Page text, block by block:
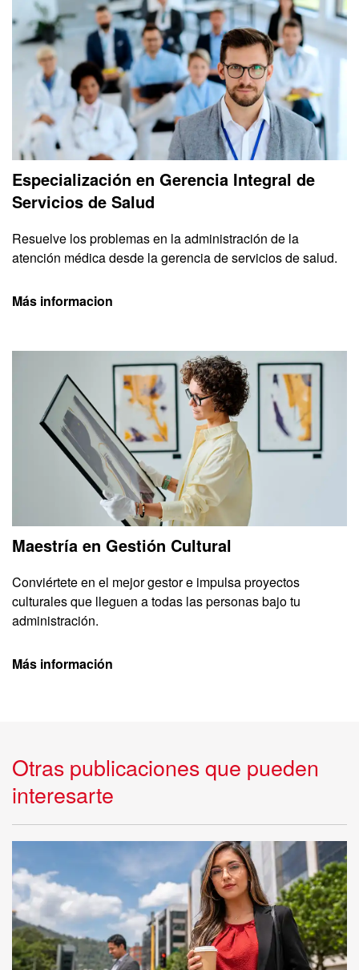
Especialización en Gerencia Integral de
Servicios de Salud
Resuelve los problemas en la administración de la
atención médica desde la gerencia de servicios de salud.
Más informacion
Maestría en Gestión Cultural
Conviértete en el mejor gestor e impulsa proyectos
culturales que lleguen a todas las personas bajo tu
administración.
Más información
Otras publicaciones que pueden
interesarte